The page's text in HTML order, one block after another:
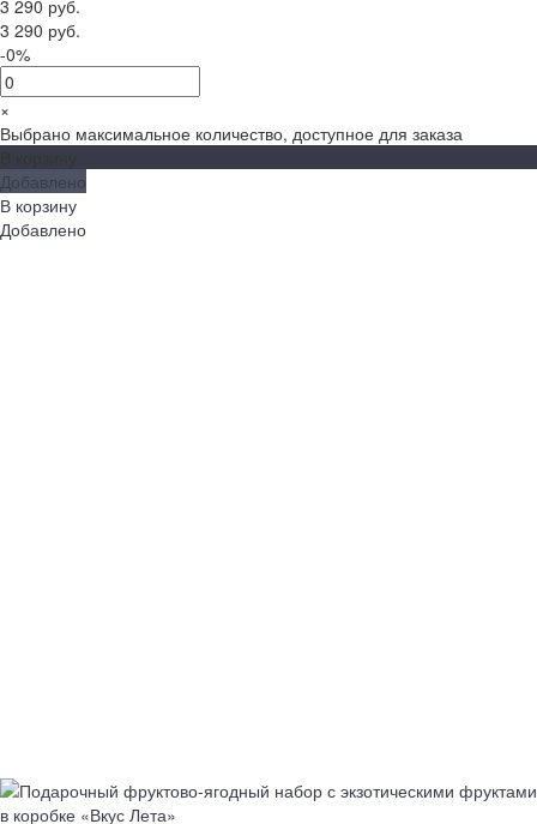
3 290 руб.
3 290 руб.
-0%
×
Выбрано максимальное количество, доступное для заказа
Добавлено
В корзину
Добавлено